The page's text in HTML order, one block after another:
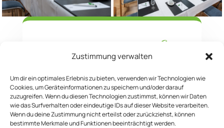
Zustimmung verwalten
Um dir ein optimales Erlebnis zu bieten, verwenden wir Technologien wie
Cookies, um Geräteinformationen zu speichern und/oder darauf
zuzugreifen. Wenn du diesen Technologien zustimmst, können wir Daten
wie das Surfverhalten oder eindeutige IDs auf dieser Website verarbeiten.
Wenn du deine Zustimmung nicht erteilst oder zurückziehst, können
bestimmte Merkmale und Funktionen beeinträchtigt werden.
ungestört, konzentriert &
effektiv …
… ein Garant für Ihren Erfolg.